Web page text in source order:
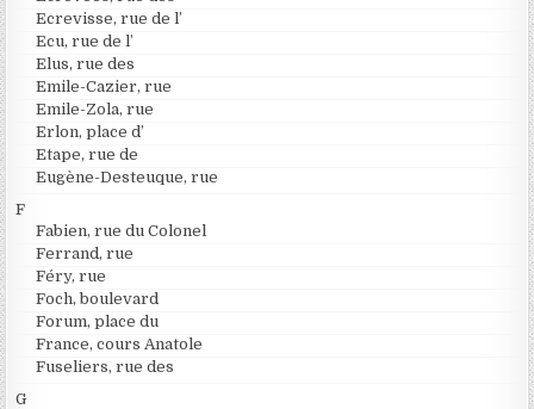
Ecrevisse, rue de l’
Ecu, rue de l’
Elus, rue des
Emile-Cazier, rue
Emile-Zola, rue
Erlon, place d’
Etape, rue de
Eugène-Desteuque, rue
F
Fabien, rue du Colonel
Ferrand, rue
Féry, rue
Foch, boulevard
Forum, place du
France, cours Anatole
Fuseliers, rue des
G